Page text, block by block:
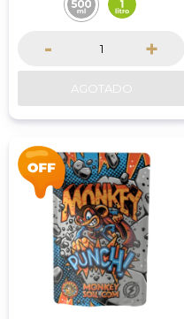
- +
AGOTADO